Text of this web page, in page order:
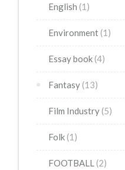
English (1)
Environment (1)
Essay book (4)
Fantasy (13)
Film Industry (5)
Folk (1)
FOOTBALL (2)